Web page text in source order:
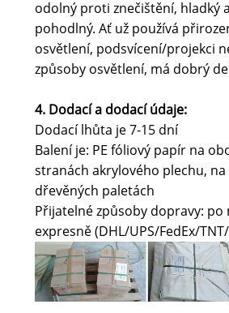
odolný proti znečištění, hladký
pohodlný. Ať už používá
osvětlení, podsvícení/projekci
způsoby osvětlení, má dobrý
4. Dodací a dodací údaje:
Dodací lhůta je 7-15 dní
Balení je: PE fóliový papír na
stranách akrylového plechu,
dřevěných paletách
Přijatelné způsoby dopravy: po
expresně (DHL/UPS/FedEx/